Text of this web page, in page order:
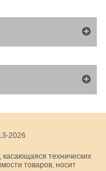
2026
технических
товаров, носит